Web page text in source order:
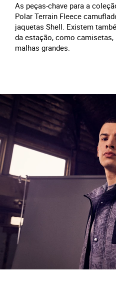
As peças-chave para a
Polar Terrain Fleece
jaquetas Shell. Existem
da estação, como
malhas grandes.